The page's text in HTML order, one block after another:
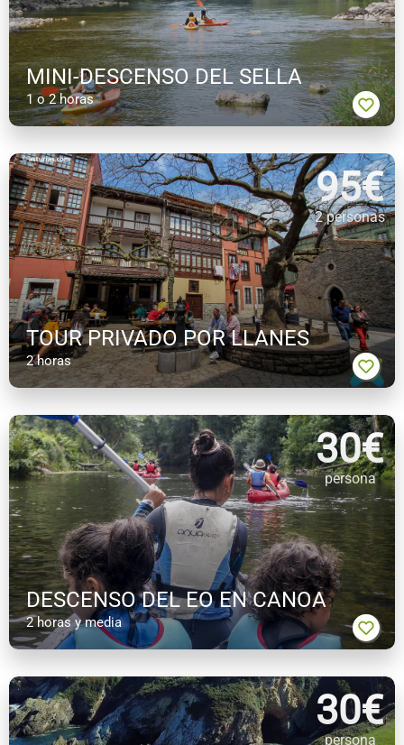
MINI-DESCENSO DEL SELLA
1 o 2 horas
95€
2 personas
TOUR PRIVADO POR LLANES
2 horas
30€
persona
DESCENSO DEL EO EN CANOA
2 horas y media
30€
persona